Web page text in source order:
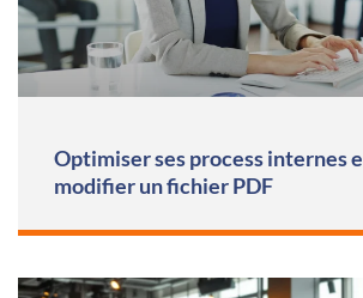
Optimiser ses process internes
modifier un fichier PDF